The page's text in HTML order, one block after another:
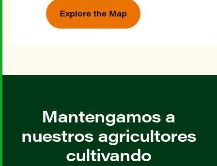
Explore the Map
Mantengamos a
nuestros agricultores
cultivando